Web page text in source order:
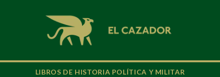
LIBROS DE HISTORIA POLÍTICA Y MILITAR